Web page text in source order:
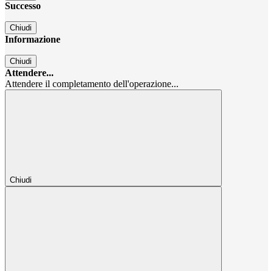
Successo
Chiudi
Informazione
Chiudi
Attendere...
Attendere il completamento dell'operazione...
Chiudi